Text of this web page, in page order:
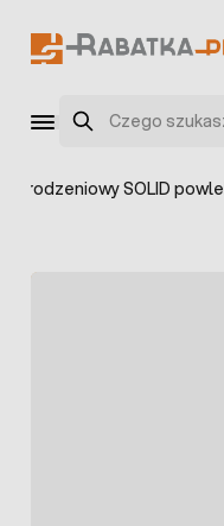
Szukaj
ogrodzeniowy SOLID